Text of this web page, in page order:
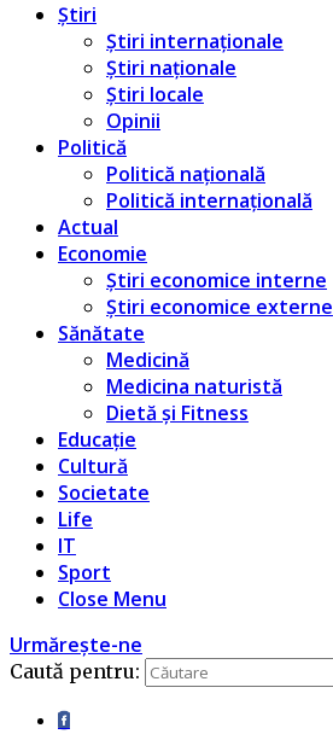
Știri
Știri internaționale
Știri naționale
Știri locale
Opinii
Politică
Politică națională
Politică internațională
Actual
Economie
Știri economice interne
Știri economice externe
Sănătate
Medicină
Medicina naturistă
Dietă și Fitness
Educație
Cultură
Societate
Life
IT
Sport
Close Menu
Urmărește-ne
Caută pentru: